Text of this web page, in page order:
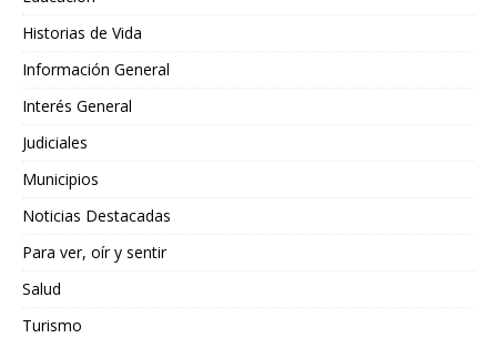
Historias de Vida
Información General
Interés General
Judiciales
Municipios
Noticias Destacadas
Para ver, oír y sentir
Salud
Turismo